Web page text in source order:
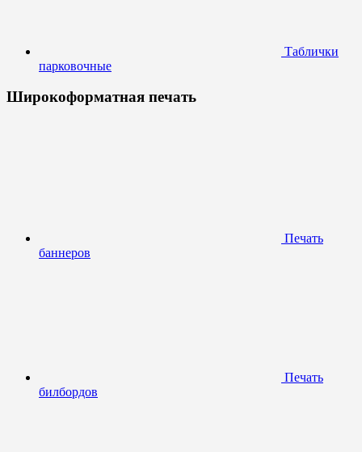
Таблички
парковочные
Широкоформатная печать
Печать
баннеров
Печать
билбордов